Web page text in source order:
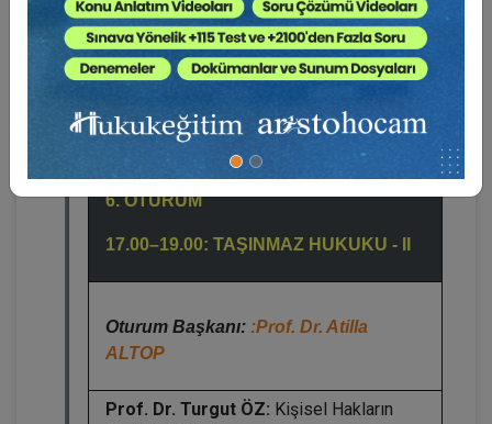
Yolları
15.30–16.30:Oturum Değerlendirme
(Soru - Cevap)
16.30–17.00:Mola
6. OTURUM
17.00–19.00: TAŞINMAZ HUKUKU - II
Oturum Başkanı: :Prof. Dr. Atilla
ALTOP
Prof. Dr. Turgut ÖZ: Kişisel Hakların